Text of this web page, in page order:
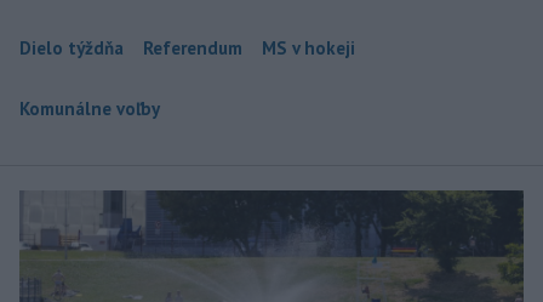
Dielo týždňa Referendum MS v hokeji
Komunálne voľby